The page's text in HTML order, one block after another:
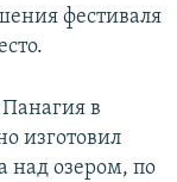
фестиваля
в
изготовил
над озером, по